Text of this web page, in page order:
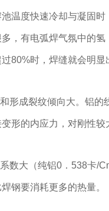
温度快速冷却与凝固时
，有电弧焊气氛中的
80%时，焊缝就会明显
形成裂纹倾向大。铝的
形的内应力，对刚性较
数大（纯铝0．538卡/
钢要消耗更多的热量。